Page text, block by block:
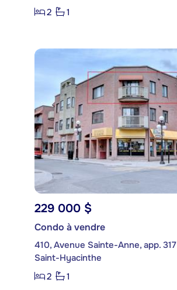
2
1
229 000 $
Condo à vendre
410, Avenue Sainte-Anne, app. 317
Saint-Hyacinthe
2
1